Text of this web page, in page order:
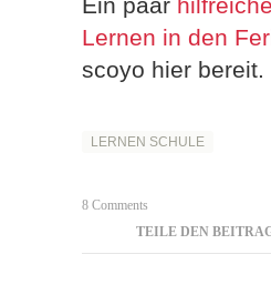
Lernen in den
scoyo hier bereit.
LERNEN SCHULE
8 Comments
TEILE DEN